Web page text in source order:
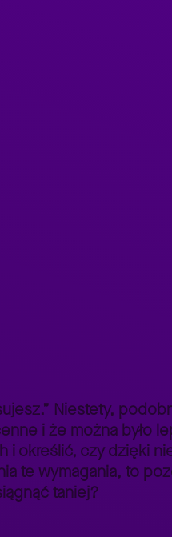
Niestety,
i że można było
określić, czy dzięki
te wymagania, to
taniej?